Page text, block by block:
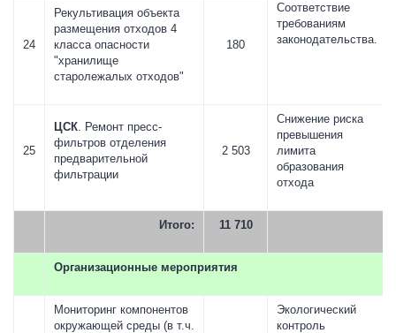
Соответствие
требованиям
законодательства.
24
Рекультивация объекта
размещения отходов 4
класса опасности
"хранилище
старолежалых отходов"
180
25
ЦСК. Ремонт пресс-
фильтров отделения
предварительной
фильтрации
2 503
Снижение риска
превышения
лимита
образования
отхода
Итого: 11 710
Организационные мероприятия
Мониторинг компонентов
окружающей среды (в т.ч.
Экологический
контроль